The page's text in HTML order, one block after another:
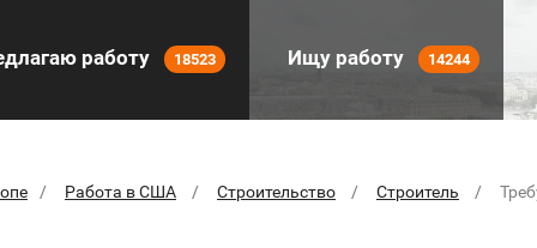
работу 18523 Ищу работу 14244
Работа в США Строительство Строитель